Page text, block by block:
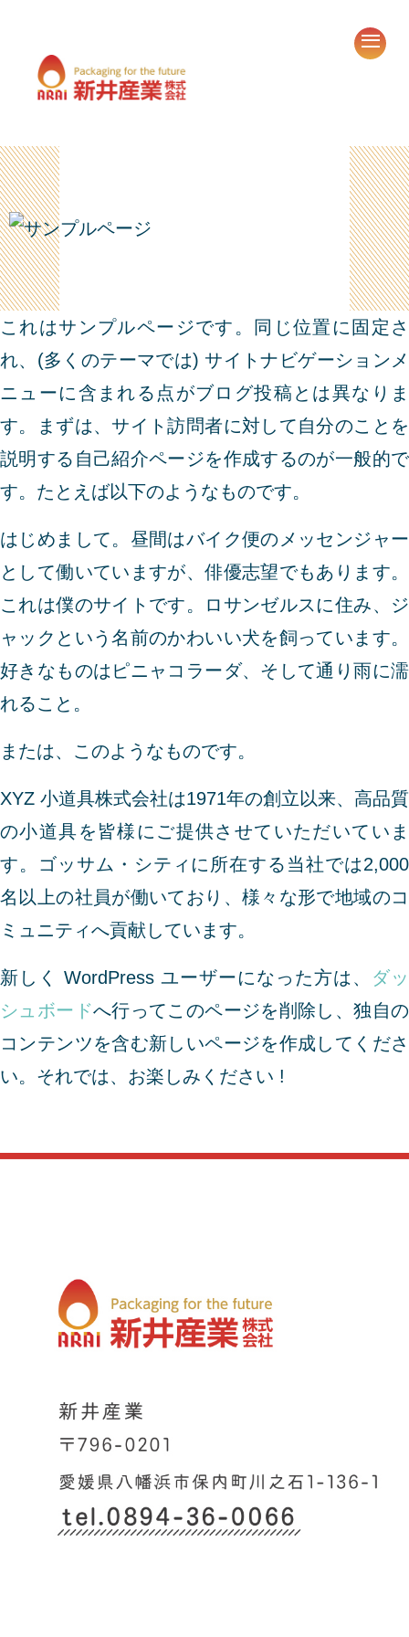
これはサンプルページです。同じ位置に固定さ
れ、(多くのテーマでは) サイトナビゲーションメ
ニューに含まれる点がブログ投稿とは異なりま
す。まずは、サイト訪問者に対して自分のことを
説明する自己紹介ページを作成するのが一般的で
す。たとえば以下のようなものです。
はじめまして。昼間はバイク便のメッセンジャー
として働いていますが、俳優志望でもあります。
これは僕のサイトです。ロサンゼルスに住み、ジ
ャックという名前のかわいい犬を飼っています。
好きなものはピニャコラーダ、そして通り雨に濡
れること。
または、このようなものです。
XYZ 小道具株式会社は1971年の創立以来、高品質
の小道具を皆様にご提供させていただいていま
す。ゴッサム・シティに所在する当社では2,000
名以上の社員が働いており、様々な形で地域のコ
ミュニティへ貢献しています。
新しく WordPress ユーザーになった方は、 ダッ
シュボードへ行ってこのページを削除し、独自の
コンテンツを含む新しいページを作成してくださ
い。それでは、お楽しみください !